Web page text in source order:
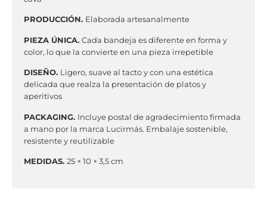
PRODUCCIÓN. Elaborada artesanalmente
PIEZA ÚNICA. Cada bandeja es diferente en forma y
color, lo que la convierte en una pieza irrepetible
DISEÑO. Ligero, suave al tacto y con una estética
delicada que realza la presentación de platos y
aperitivos
PACKAGING. Incluye postal de agradecimiento firmada
a mano por la marca Lucirmás. Embalaje sostenible,
resistente y reutilizable
MEDIDAS. 25 × 10 × 3,5 cm